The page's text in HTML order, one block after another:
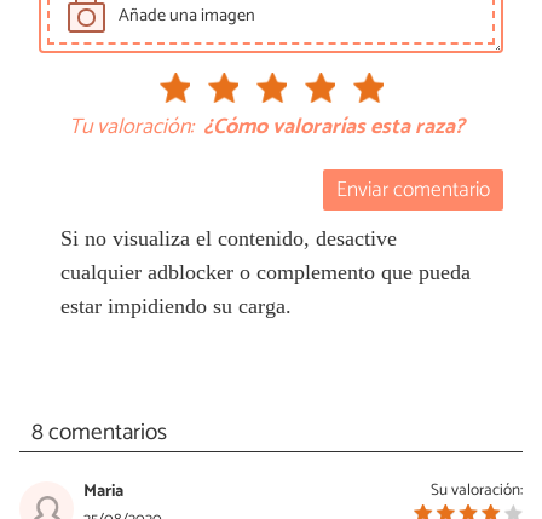
Añade una imagen
Tu valoración: ¿Cómo valorarías esta raza?
Enviar comentario
Si no visualiza el contenido, desactive
cualquier adblocker o complemento que pueda
estar impidiendo su carga.
8 comentarios
Su valoración:
Maria